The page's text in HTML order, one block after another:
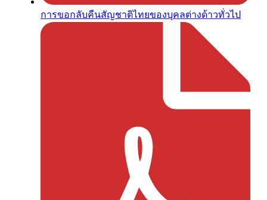
การขอกลับคืนสัญชาติไทยของบุคลต่างด้าวทั่วไป